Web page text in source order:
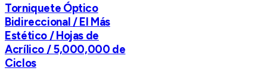
Torniquete Óptico
Bidireccional / El Más
Estético / Hojas de
Acrílico / 5,000,000 de
Ciclos